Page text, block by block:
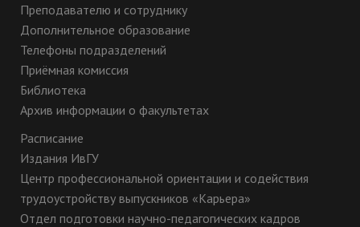
Преподавателю и сотруднику
Дополнительное образование
Телефоны подразделений
Приёмная комиссия
Библиотека
Архив информации о факультетах
Расписание
Издания ИвГУ
Центр профессиональной ориентации и содействия
трудоустройству выпускников «Карьера»
Отдел подготовки научно-педагогических кадров